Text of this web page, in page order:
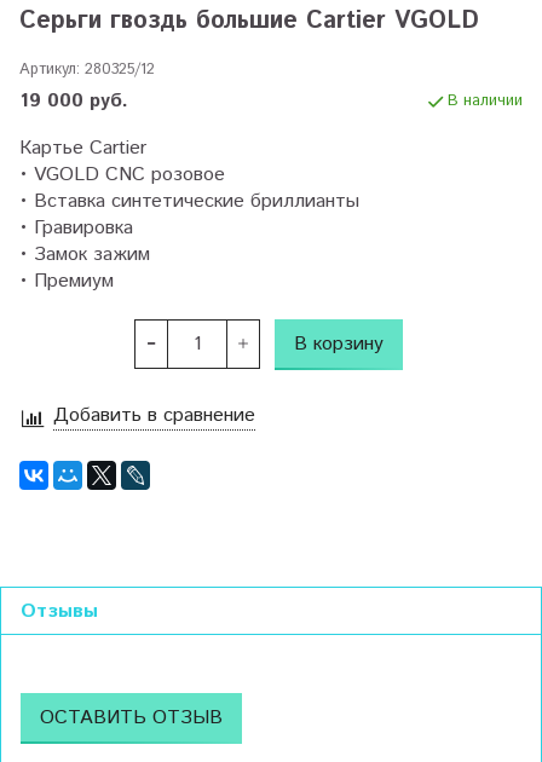
Серьги гвоздь большие Cartier VGOLD
Артикул: 280325/12
19 000 руб. В наличии
Картье Cartier
• VGOLD CNC розовое
• Вставка синтетические бриллианты
• Гравировка
• Замок зажим
• Премиум
В корзину
Добавить в сравнение
Отзывы
ОСТАВИТЬ ОТЗЫВ